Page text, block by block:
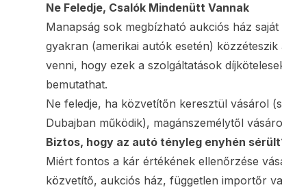
Ne Feledje, Csalók Mindenütt Vannak
Manapság sok megbízható aukciós ház
gyakran (amerikai autók esetén)
venni, hogy ezek a szolgáltatások
bemutathat.
Ne feledje, ha közvetítőn keresztül vásárol
Dubajban működik), magánszemélytől
Biztos, hogy az autó tényleg enyhén
Miért fontos a kár értékének ellenőrzése
közvetítő, aukciós ház, független importőr